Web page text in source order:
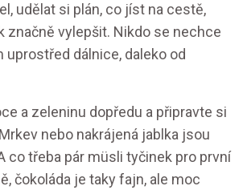
udělat si plán, co jíst na cestě,
značně vylepšit. Nikdo se nechce
uprostřed dálnice, daleko od
a zeleninu dopředu a připravte si
nebo nakrájená jablka jsou
co třeba pár müsli tyčinek pro první
čokoláda je taky fajn, ale moc